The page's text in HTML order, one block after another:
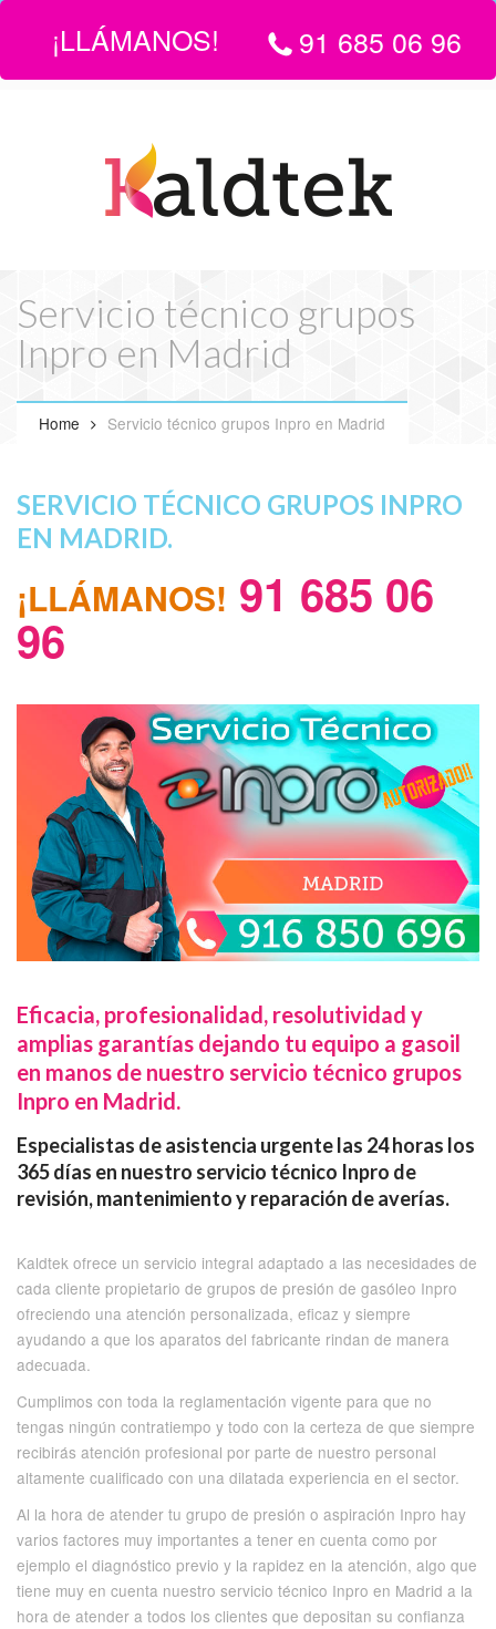
LLÁMANOS:916 850 696 | EMAIL
info@servicio-tecnico-de-
calderas-en-madrid.com
Servicio técnico grupos
Inpro en Madrid
Home Servicio técnico grupos Inpro en Madrid
SERVICIO TÉCNICO GRUPOS INPRO
EN MADRID.
¡LLÁMANOS! 91 685 06
96
Eficacia, profesionalidad, resolutividad y
amplias garantías dejando tu equipo a gasoil
en manos de nuestro servicio técnico grupos
Inpro en Madrid.
Especialistas de asistencia urgente las 24 horas los
365 días en nuestro servicio técnico Inpro de
revisión, mantenimiento y reparación de averías.
Kaldtek ofrece un servicio integral adaptado a las necesidades de
cada cliente propietario de grupos de presión de gasóleo Inpro
ofreciendo una atención personalizada, eficaz y siempre
ayudando a que los aparatos del fabricante rindan de manera
adecuada.
Cumplimos con toda la reglamentación vigente para que no
tengas ningún contratiempo y todo con la certeza de que siempre
recibirás atención profesional por parte de nuestro personal
altamente cualificado con una dilatada experiencia en el sector.
Al la hora de atender tu grupo de presión o aspiración Inpro hay
varios factores muy importantes a tener en cuenta como por
ejemplo el diagnóstico previo y la rapidez en la atención, algo que
tiene muy en cuenta nuestro servicio técnico Inpro en Madrid a la
hora de atender a todos los clientes que depositan su confianza
¡LLÁMANOS! 91 685 06 96